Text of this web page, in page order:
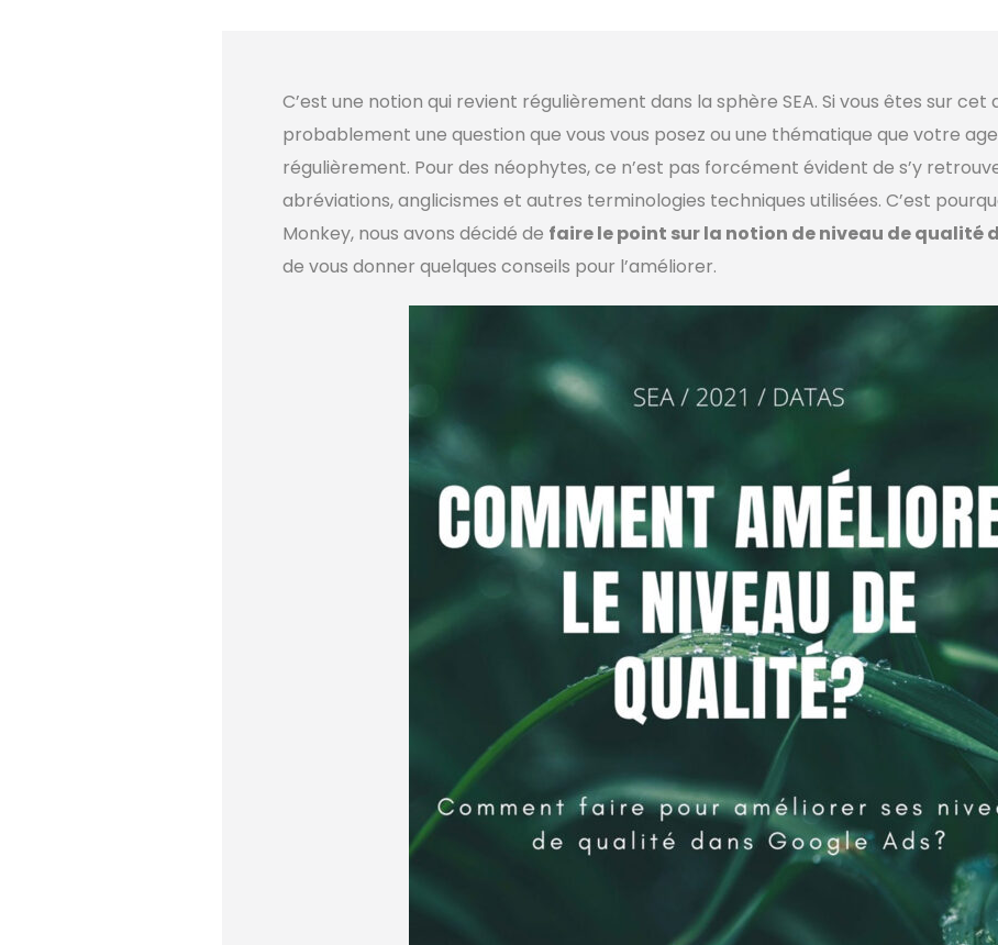
C’est une notion qui revient régulièrement dans la sphère SEA. Si vous êtes sur cet
probablement une question que vous vous posez ou une thématique que votre
régulièrement. Pour des néophytes, ce n’est pas forcément évident de s’y
abréviations, anglicismes et autres terminologies techniques utilisées. C’est
Monkey, nous avons décidé de faire le point sur la notion de niveau de qualité
de vous donner quelques conseils pour l’améliorer.